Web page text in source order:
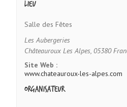
Lieu
Salle des Fêtes
Les Aubergeries
Châteauroux Les Alpes, 05380
Site Web :
www.chateauroux-les-alpes.com
Organisateur